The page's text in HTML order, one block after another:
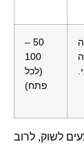
50 –
100
(לכל
פתח)
לשוק, לרוב